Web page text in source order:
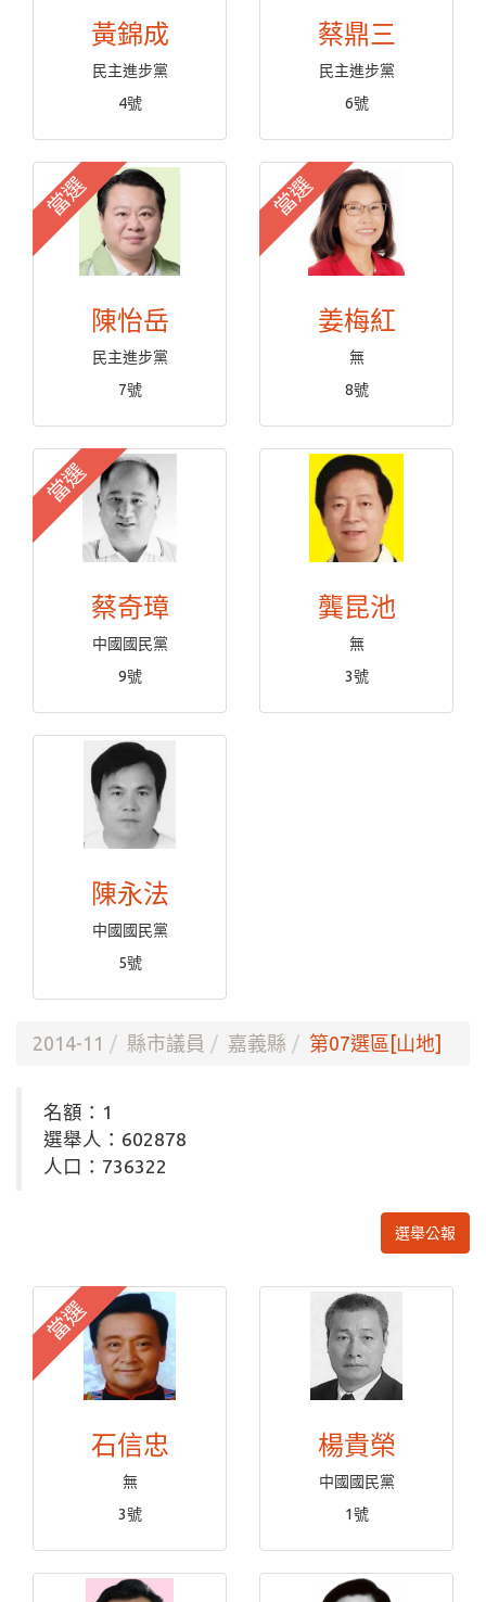
黃錦成
民主進步黨
4號
蔡鼎三
民主進步黨
6號
當選
陳怡岳
民主進步黨
7號
當選
姜梅紅
無
8號
當選
蔡奇璋
中國國民黨
9號
龔昆池
無
3號
陳永法
中國國民黨
5號
2014-11 縣市議員 嘉義縣 第07選區[山地]
名額：1
選舉人：602878
人口：736322
選舉公報
當選
石信忠
無
3號
楊貴榮
中國國民黨
1號